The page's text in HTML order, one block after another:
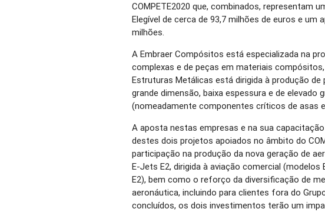
COMPETE2020 que, combinados, representam
Elegível de cerca de 93,7 milhões de euros e um
milhões.
A Embraer Compósitos está especializada na
complexas e de peças em materiais
Estruturas Metálicas está dirigida à produção de
grande dimensão, baixa espessura e de elevado
(nomeadamente componentes críticos de asas
A aposta nestas empresas e na sua
destes dois projetos apoiados no âmbito do
participação na produção da nova geração de
E-Jets E2, dirigida à aviação comercial (modelos
E2), bem como o reforço da diversificação de
aeronáutica, incluindo para clientes fora do
concluídos, os dois investimentos terão um